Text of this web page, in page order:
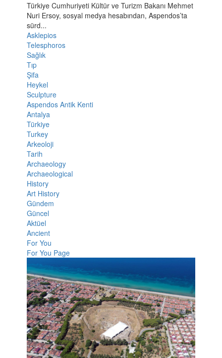
Türkiye Cumhuriyeti Kültür ve Turizm Bakanı Mehmet
Nuri Ersoy, sosyal medya hesabından, Aspendos’ta
sürd...
Asklepios
Telesphoros
Sağlık
Tıp
Şifa
Heykel
Sculpture
Aspendos Antik Kenti
Antalya
Türkiye
Turkey
Arkeoloji
Tarih
Archaeology
Archaeological
History
Art History
Gündem
Güncel
Aktüel
Ancient
For You
For You Page